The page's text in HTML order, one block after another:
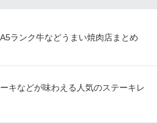
A5ランク牛などうまい焼肉店まとめ
キなどが味わえる人気のステーキレ